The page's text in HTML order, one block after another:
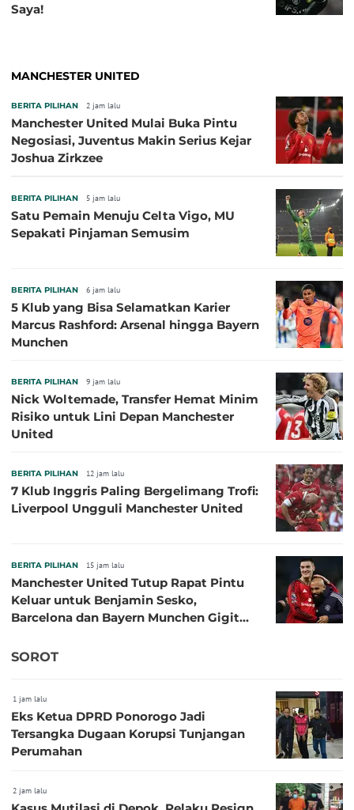
Saya!
MANCHESTER UNITED
BERITA PILIHAN 2 jam lalu
Manchester United Mulai Buka Pintu
Negosiasi, Juventus Makin Serius Kejar
Joshua Zirkzee
BERITA PILIHAN 5 jam lalu
Satu Pemain Menuju Celta Vigo, MU
Sepakati Pinjaman Semusim
BERITA PILIHAN 6 jam lalu
5 Klub yang Bisa Selamatkan Karier
Marcus Rashford: Arsenal hingga Bayern
Munchen
BERITA PILIHAN 9 jam lalu
Nick Woltemade, Transfer Hemat Minim
Risiko untuk Lini Depan Manchester
United
BERITA PILIHAN 12 jam lalu
7 Klub Inggris Paling Bergelimang Trofi:
Liverpool Ungguli Manchester United
BERITA PILIHAN 15 jam lalu
Manchester United Tutup Rapat Pintu
Keluar untuk Benjamin Sesko,
Barcelona dan Bayern Munchen Gigit
SOROT
1 jam lalu
Eks Ketua DPRD Ponorogo Jadi
Tersangka Dugaan Korupsi Tunjangan
Perumahan
2 jam lalu